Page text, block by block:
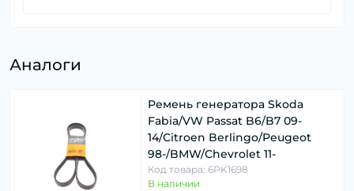
Аналоги
Ремень генератора Skoda
Fabia/VW Passat B6/B7 09-
14/Citroen Berlingo/Peugeot
98-/BMW/Chevrolet 11-
Код товара: 6PK1698
В наличии